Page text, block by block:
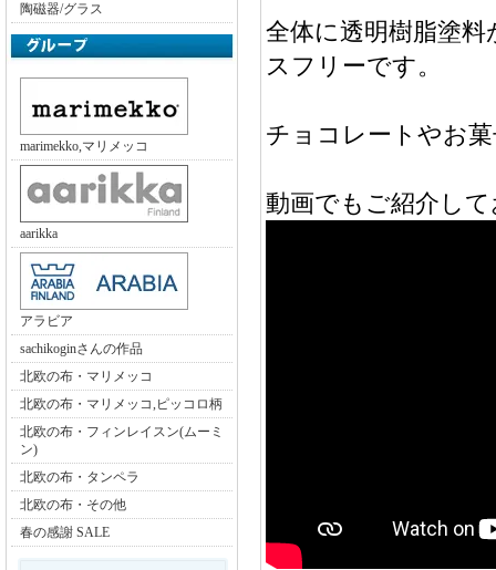
陶磁器/グラス
marimekko,マリメッコ
aarikka
アラビア
sachikoginさんの作品
北欧の布・マリメッコ
北欧の布・マリメッコ,ピッコロ柄
北欧の布・フィンレイスン(ムーミ
ン)
北欧の布・タンペラ
北欧の布・その他
春の感謝 SALE
全体に透明樹脂塗
スフリーです。
チョコレートやお
動画でもご紹介し